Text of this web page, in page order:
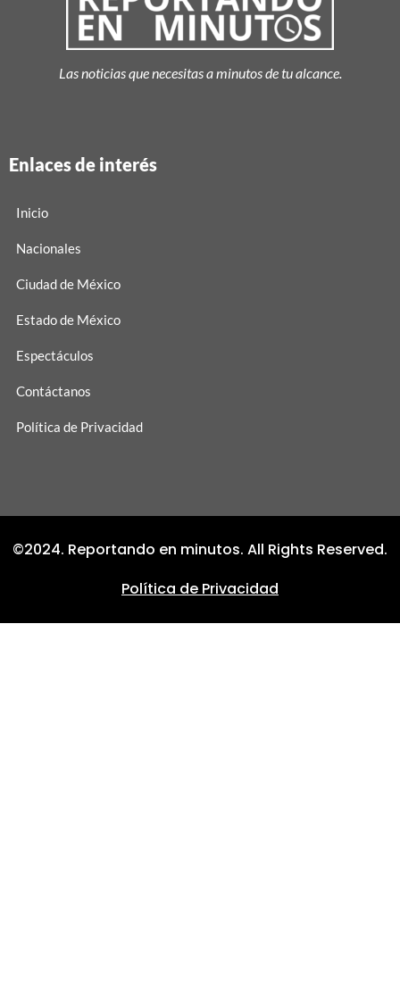
Las noticias que necesitas a minutos de tu alcance.
Enlaces de interés
Inicio
Nacionales
Ciudad de México
Estado de México
Espectáculos
Contáctanos
Política de Privacidad
©2024. Reportando en minutos. All Rights Reserved.
Política de Privacidad